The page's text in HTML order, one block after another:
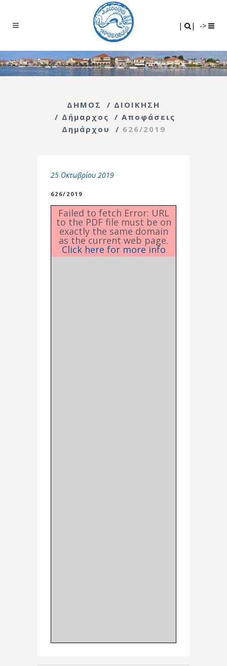
| | ->
ΔΗΜΟΣ / ΔΙΟΙΚΗΣΗ
/ Δήμαρχος / Αποφάσεις
Δημάρχου
/ 626/2019
25 Οκτωβρίου 2019
626/2019
Failed to fetch Error: URL
to the PDF file must be on
exactly the same domain
as the current web page.
Click here for more info